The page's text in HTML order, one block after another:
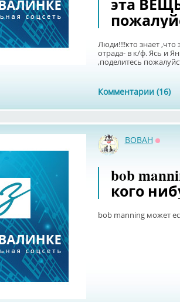
эта
Люди!!!!кто знает
отрада- в к/ф. Ясь и
,поделитесь
Комментарии (16)
BOBAH
bob
кого
bob manning может